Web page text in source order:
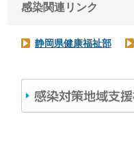
感染関連リンク
静岡県健康福祉部